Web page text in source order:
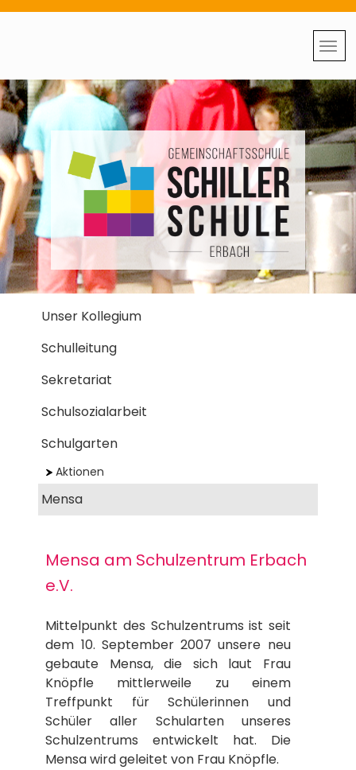
Unser Kollegium
Schulleitung
Sekretariat
Schulsozialarbeit
Schulgarten
Aktionen
Mensa
Mensa am Schulzentrum Erbach
e.V.
Mittelpunkt des Schulzentrums ist seit
dem 10. September 2007 unsere neu
gebaute Mensa, die sich laut Frau
Knöpfle mittlerweile zu einem
Treffpunkt für Schülerinnen und
Schüler aller Schularten unseres
Schulzentrums entwickelt hat. Die
Mensa wird geleitet von Frau Knöpfle.